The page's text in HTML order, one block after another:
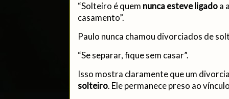
“Solteiro é quem nunca esteve ligadoa
casamento”.
Paulo nunca chamou divorciados de
“Se separar, fique sem casar”.
Isso mostra claramente que um
solteiro. Ele permanece preso ao